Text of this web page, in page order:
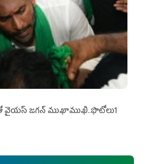
వైయ‌స్ జ‌గ‌న్ ముఖాముఖి..ఫొటోలు1